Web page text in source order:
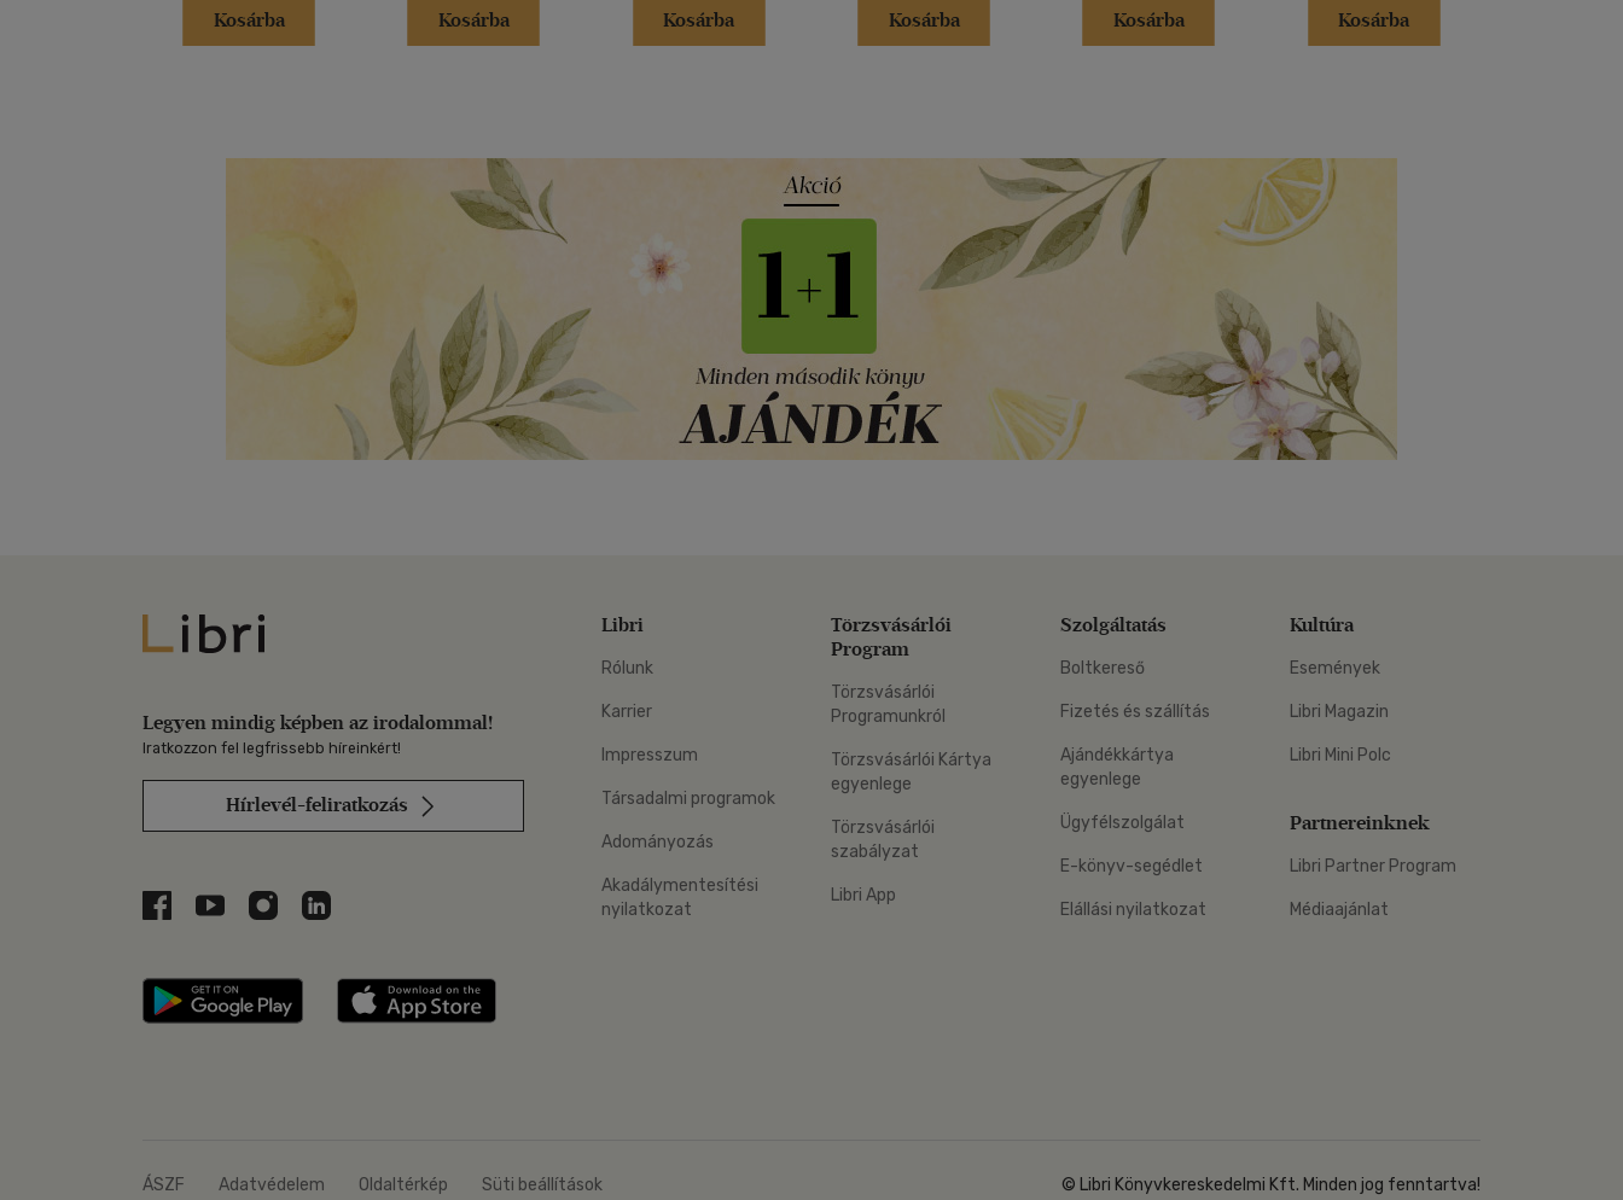
Kosárba
Kosárba
Kosárba
Kosárba
Kosárba
Kosárba
Libri
Legyen mindig képben az irodalommal!
Iratkozzon fel legfrissebb híreinkért!
Hírlevél-feliratkozás
Libri a Facebookon
Libri a Youtube-on
Libri az Instagramon
Libri a LinkedInen
Libri applikáció Szerezd meg: Google Play
Libri
Rólunk
Karrier
Impresszum
Társadalmi programok
Adományozás
Akadálymentesítési
nyilatkozat
Törzsvásárlói
Program
Törzsvásárlói
Programunkról
Törzsvásárlói Kártya
egyenlege
Törzsvásárlói
szabályzat
Libri App
Szolgáltatás
Boltkereső
Fizetés és szállítás
Ajándékkártya
egyenlege
Ügyfélszolgálat
E-könyv-segédlet
Elállási nyilatkozat
Kultúra
Események
Libri Magazin
Libri Mini Polc
Partnereinknek
Libri Partner Program
Médiaajánlat
ÁSZF Adatvédelem Oldaltérkép Süti beállítások © Libri Könyvkereskedelmi Kft. Minden jog fenntartva!